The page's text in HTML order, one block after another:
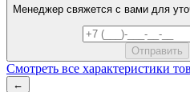
Менеджер свяжется с вами для
Смотреть все характеристики
←